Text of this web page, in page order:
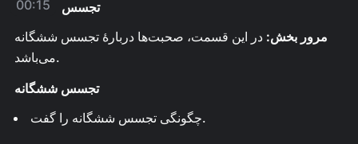
00:15
تجسس
مرور بخش: در این قسمت، صحبت‌ها دربارهٔ تجسس ششگانه
می‌باشد.
تجسس ششگانه
چگونگی تجسس ششگانه را گفت.